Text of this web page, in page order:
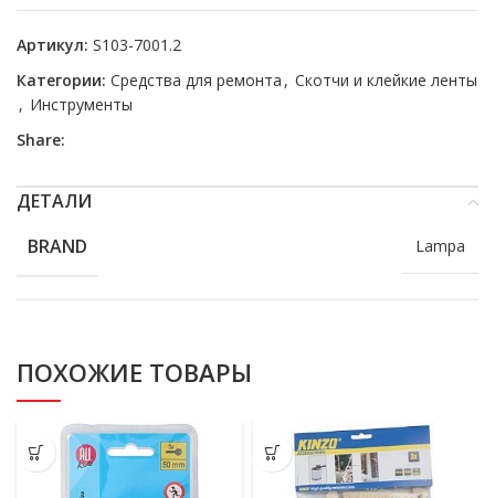
Артикул: S103-7001.2
Категории: Средства для ремонта , Скотчи и клейкие ленты
, Инструменты
Share:
ДЕТАЛИ
BRAND
Lampa
ПОХОЖИЕ ТОВАРЫ